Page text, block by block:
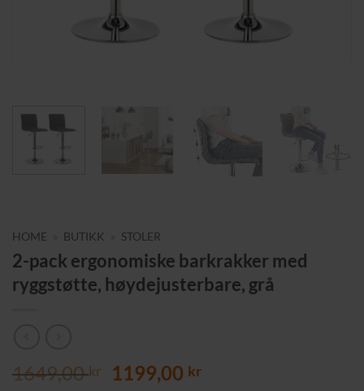
HOME BUTIKK STOLER
2-pack ergonomiske barkrakker med
ryggstøtte, høydejusterbare, grå
1649,00kr
Opprinnelig
1199,00 krNåværende